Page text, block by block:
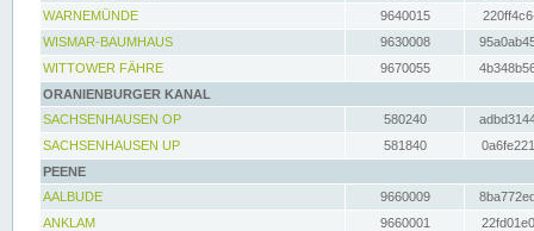
WARNEMÜNDE
9640015
WISMAR-BAUMHAUS
9630008
WITTOWER FÄHRE
9670055
ORANIENBURGER KANAL
SACHSENHAUSEN OP
580240
SACHSENHAUSEN UP
581840
PEENE
AALBUDE
9660009
ANKLAM
9660001